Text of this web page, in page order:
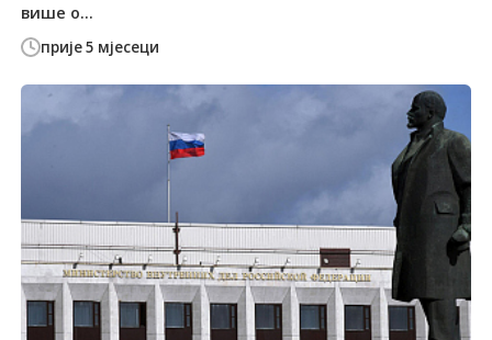
прије 5 мјесеци
више о...